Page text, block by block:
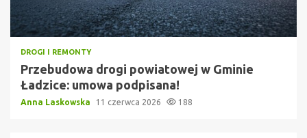
DROGI I REMONTY
Przebudowa drogi powiatowej w Gminie
Ładzice: umowa podpisana!
Anna Laskowska 11 czerwca 2026 188